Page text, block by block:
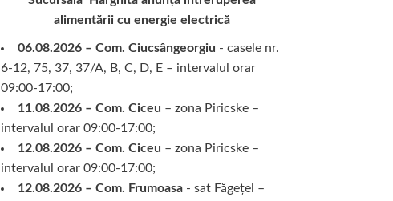
alimentării cu energie electrică
06.08.2026 – Com. Ciucsângeorgiu - casele nr.
6-12, 75, 37, 37/A, B, C, D, E – intervalul orar
09:00-17:00;
11.08.2026 – Com. Ciceu – zona Piricske –
intervalul orar 09:00-17:00;
12.08.2026 – Com. Ciceu – zona Piricske –
intervalul orar 09:00-17:00;
12.08.2026 – Com. Frumoasa - sat Făgețel –